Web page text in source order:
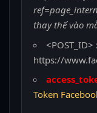
thay thế vào
https://
Token